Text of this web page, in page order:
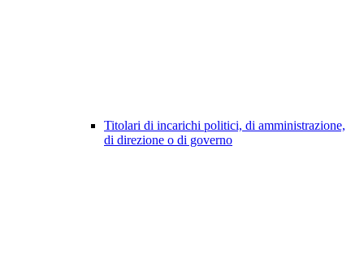
Titolari di incarichi politici, di amministrazione,
di direzione o di governo